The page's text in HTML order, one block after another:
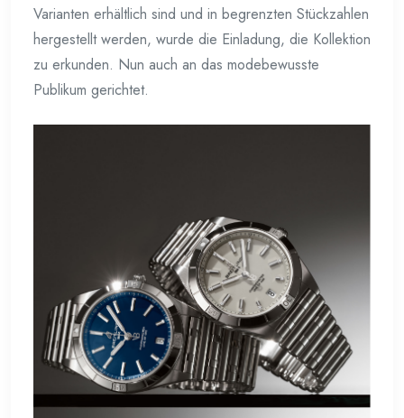
Varianten erhältlich sind und in begrenzten Stückzahlen
hergestellt werden, wurde die Einladung, die Kollektion
zu erkunden. Nun auch an das modebewusste
Publikum gerichtet.